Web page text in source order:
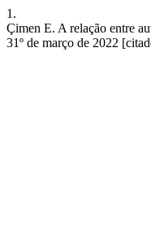
1.
Çimen E. A relação entre
31º de março de 2022